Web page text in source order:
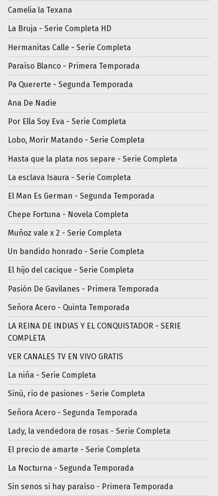
Camelia la Texana
La Bruja - Serie Completa HD
Hermanitas Calle - Serie Completa
Paraíso Blanco - Primera Temporada
Pa Quererte - Segunda Temporada
Ana De Nadie
Por Ella Soy Eva - Serie Completa
Lobo, Morir Matando - Serie Completa
Hasta que la plata nos separe - Serie Completa
La esclava Isaura - Serie Completa
El Man Es German - Segunda Temporada
Chepe Fortuna - Novela Completa
Muñoz vale x 2 - Serie Completa
Un bandido honrado - Serie Completa
El hijo del cacique - Serie Completa
Pasión De Gavilanes - Primera Temporada
Señora Acero - Quinta Temporada
LA REINA DE INDIAS Y EL CONQUISTADOR - SERIE
COMPLETA
VER CANALES TV EN VIVO GRATIS
La niña - Serie Completa
Sinú, río de pasiones - Serie Completa
Señora Acero - Segunda Temporada
Lady, la vendedora de rosas - Serie Completa
El precio de amarte - Serie Completa
La Nocturna - Segunda Temporada
Sin senos si hay paraíso - Primera Temporada